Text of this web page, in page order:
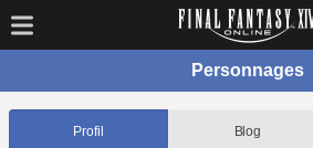
Personnages
Profil Blog